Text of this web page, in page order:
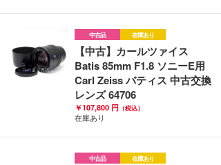
中古品 在庫あり
【中古】カールツァイス
Batis 85mm F1.8 ソニーE用
Carl Zeiss バティス 中古交換
レンズ 64706
￥107,800 円 （税込）
在庫あり
中古品 在庫あり